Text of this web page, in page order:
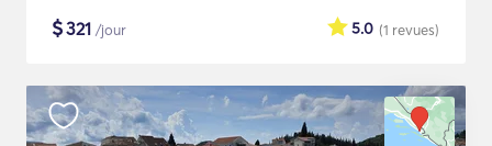
$321 /jour (1 revues)
5.0